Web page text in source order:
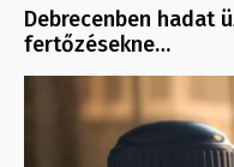
Debrecenben hadat
fertőzésekne…